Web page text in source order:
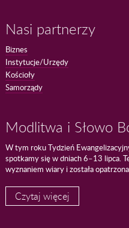
Nasi partnerzy
Biznes
Instytucje/Urzędy
Kościoły
Samorządy
Modlitwa i Słowo
W tym roku Tydzień
spotkamy się w dniach 6–13 lipca.
wyznaniem wiary i została
Czytaj więcej